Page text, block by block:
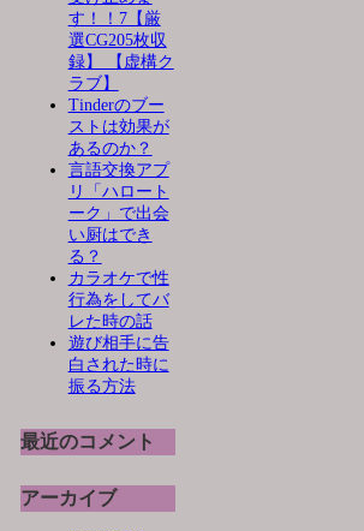
す！！7【厳
選CG205枚収
録】 【虚構ク
ラブ】
Tinderのブー
ストは効果が
あるのか？
言語交換アプ
リ「ハロート
ーク」で出会
い厨はでき
る？
カラオケで性
行為をしてバ
レた時の話
遊び相手に告
白された時に
振る方法
最近のコメント
アーカイブ